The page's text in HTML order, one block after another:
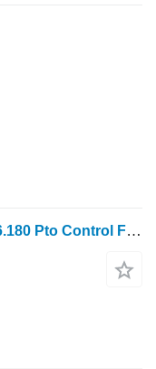
New Holland T6, T7 Case Puma, T6.180 Pto Control Fork , 87578125 87580867 за колесен трактор